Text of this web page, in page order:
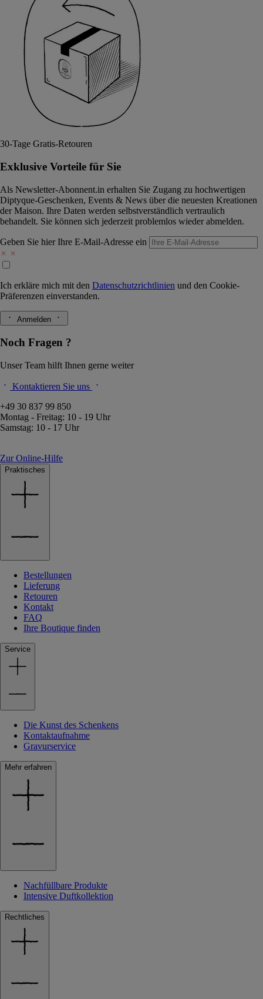
30-Tage Gratis-Retouren
Exklusive Vorteile für Sie
Als Newsletter-Abonnent.in erhalten Sie Zugang zu hochwertigen
Diptyque-Geschenken, Events & News über die neuesten Kreationen
der Maison. Ihre Daten werden selbstverständlich vertraulich
behandelt. Sie können sich jederzeit problemlos wieder abmelden.
Geben Sie hier Ihre E-Mail-Adresse ein
Ich erkläre mich mit den Datenschutzrichtlinien und den Cookie-
Präferenzen einverstanden.
Anmelden
Noch Fragen ?
Unser Team hilft Ihnen gerne weiter
Kontaktieren Sie uns
+49 30 837 99 850
Montag - Freitag: 10 - 19 Uhr
Samstag: 10 - 17 Uhr
Zur Online-Hilfe
Praktisches
Bestellungen
Lieferung
Retouren
Kontakt
FAQ
Ihre Boutique finden
Service
Die Kunst des Schenkens
Kontaktaufnahme
Gravurservice
Mehr erfahren
Nachfüllbare Produkte
Intensive Duftkollektion
Rechtliches